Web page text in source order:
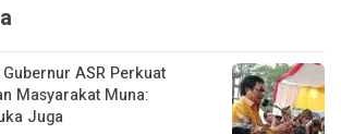
ASR Perkuat
Masyarakat Muna:
Juga